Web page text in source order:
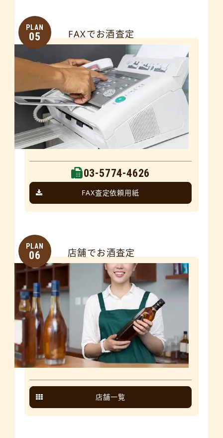
PLAN
05 FAXでお酒査定
03-5774-4626
FAX査定依頼用紙
PLAN
06 店舗でお酒査定
店舗一覧